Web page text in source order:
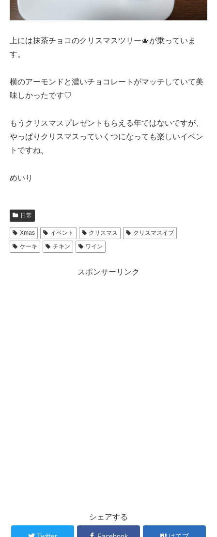
上には抹茶チョコのクリスマスツリー🎄が乗っていま
す。
横のアーモンドと濃いチョコレートがマッチしていて美
味しかったです♡
もうクリスマスプレゼントもらえる年ではないですが、
やっぱりクリスマスっていくつになっても楽しいイベン
トですね。
めいり
日常
Xmas イベント クリスマス
クリスマスイブ
ケーキ
チキン ワイン
スポンサーリンク
シェアする